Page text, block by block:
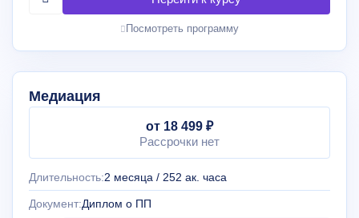
Посмотреть программу
Медиация
от 18 499 ₽
Рассрочки нет
Длительность:2 месяца / 252 ак. часа
Документ:Диплом о ПП